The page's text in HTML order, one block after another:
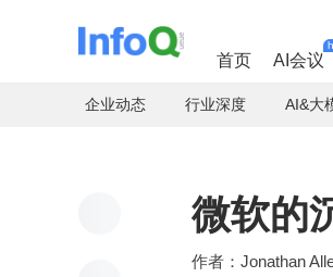
首页 AI会议
企业动态 行业深度 AI&大
微软的
Jonathan